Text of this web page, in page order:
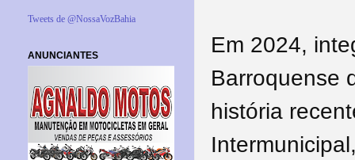
Em 2024,
Barroquense
história
Tweets de @NossaVozBahia
ANUNCIANTES